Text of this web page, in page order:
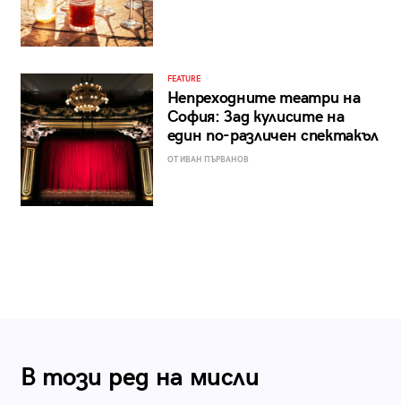
FEATURE
Непреходните театри на
София: Зад кулисите на
един по-различен спектакъл
ОТ ИВАН ПЪРВАНОВ
В този ред на мисли